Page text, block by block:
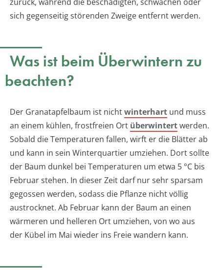
sich gegenseitig störenden Zweige entfernt werden.
Was ist beim Überwintern zu
beachten?
Der Granatapfelbaum ist nichtwinterhart und muss
an einem kühlen, frostfreien Ort überwintertwerden.
Sobald die Temperaturen fallen, wirft er die Blätter ab
und kann in sein Winterquartier umziehen. Dort sollte
der Baum dunkel bei Temperaturen um etwa 5 °C bis
Februar stehen. In dieser Zeit darf nur sehr sparsam
gegossen werden, sodass die Pflanze nicht völlig
austrocknet. Ab Februar kann der Baum an einen
wärmeren und helleren Ort umziehen, von wo aus
der Kübel im Mai wieder ins Freie wandern kann.